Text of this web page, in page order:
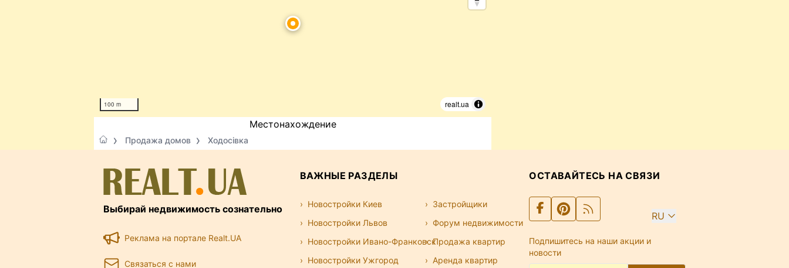
100 m realt.ua
Местонахождение
Продажа домов Ходосівка
Выбирай недвижимость сознательно
Реклама на портале Realt.UA
Связаться с нами
ВАЖНЫЕ РАЗДЕЛЫ
Новостройки Киев
Новостройки Львов
Новостройки Ивано-Франковск
Новостройки Ужгород
Застройщики
Форум недвижимости
Продажа квартир
Аренда квартир
ОСТАВАЙТЕСЬ НА СВЯЗИ
RU
Подпишитесь на наши акции и
новости